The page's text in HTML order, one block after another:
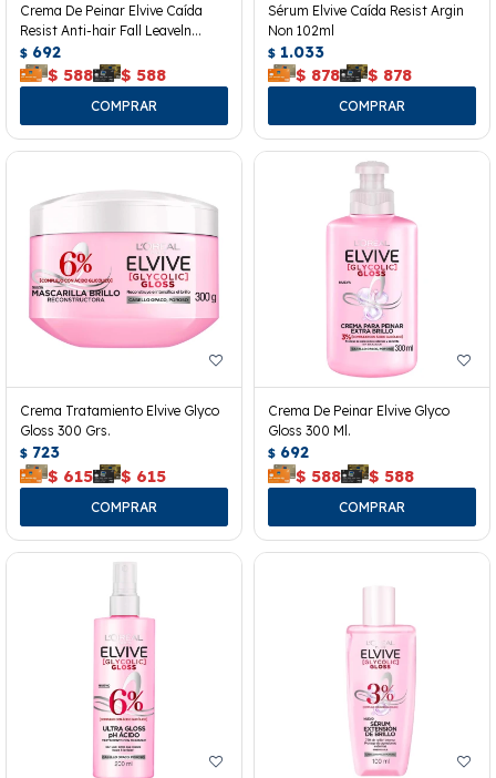
Crema De Peinar Elvive Caída
Resist Anti-hair Fall Leaveln
300grs.
$ 692
$ 588 $ 588
Sérum Elvive Caída Resist Argin
Non 102ml
$ 1.033
$ 878 $ 878
Crema Tratamiento Elvive Glyco
Gloss 300 Grs.
$ 723
$ 615 $ 615
Crema De Peinar Elvive Glyco
Gloss 300 Ml.
$ 692
$ 588 $ 588